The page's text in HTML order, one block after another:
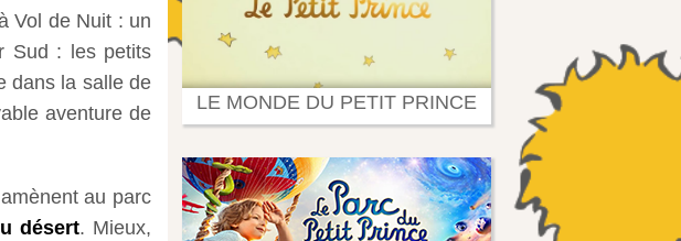
Vol de Nuit : un
Sud : les petits
dans la salle de
aventure de
au parc
désert. Mieux,
LE MONDE DU PETIT PRINCE